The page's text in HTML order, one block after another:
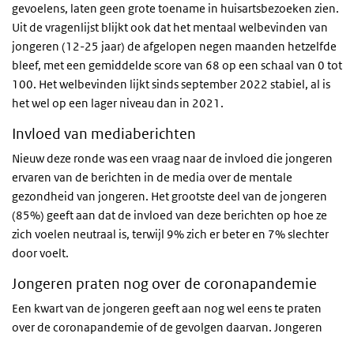
gevoelens, laten geen grote toename in huisartsbezoeken zien.
Uit de vragenlijst blijkt ook dat het mentaal welbevinden van
jongeren (12-25 jaar) de afgelopen negen maanden hetzelfde
bleef, met een gemiddelde score van 68 op een schaal van 0 tot
100. Het welbevinden lijkt sinds september 2022 stabiel, al is
het wel op een lager niveau dan in 2021.
Invloed van mediaberichten
Nieuw deze ronde was een vraag naar de invloed die jongeren
ervaren van de berichten in de media over de mentale
gezondheid van jongeren. Het grootste deel van de jongeren
(85%) geeft aan dat de invloed van deze berichten op hoe ze
zich voelen neutraal is, terwijl 9% zich er beter en 7% slechter
door voelt.
Jongeren praten nog over de coronapandemie
Een kwart van de jongeren geeft aan nog wel eens te praten
over de coronapandemie of de gevolgen daarvan. Jongeren